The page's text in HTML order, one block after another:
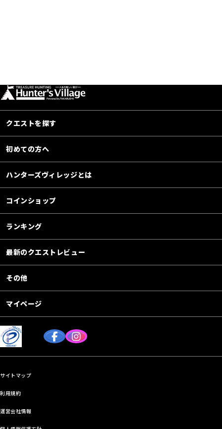
クエストを探す
初めての方へ
ハンターズヴィレッジとは
コインショップ
ランキング
最新のクエストレビュー
その他
マイページ
サイトマップ
利用規約
運営会社情報